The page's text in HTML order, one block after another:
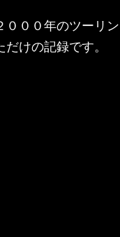
０００年のツーリ
けの記録です。